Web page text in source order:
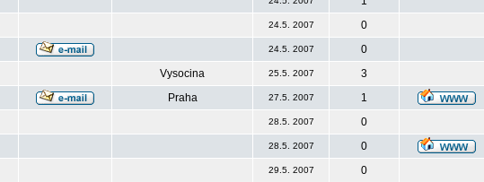
24.5. 2007
0
24.5. 2007
0
Vysocina 25.5. 2007
3
Praha 27.5. 2007
1
28.5. 2007
0
28.5. 2007
0
29.5. 2007
0